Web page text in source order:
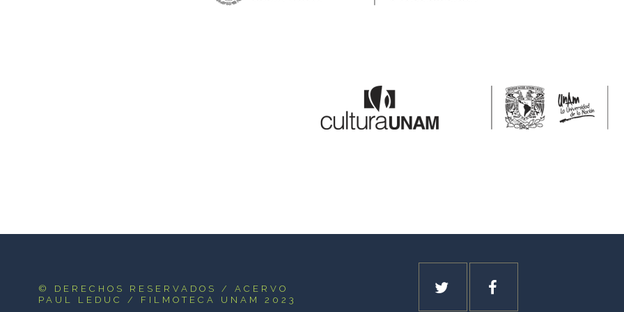
© DERECHOS RESERVADOS
/ ACERVO
PAUL LEDUC / FILMOTECA UNAM 2023